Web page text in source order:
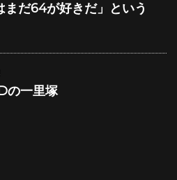
まだ64が好きだ」という
の一里塚